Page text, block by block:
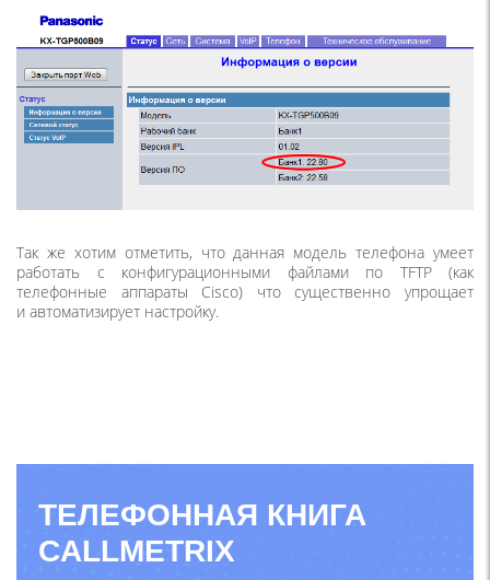
Так же хотим отметить, что данная модель телефона умеет
работать с конфигурационными файлами по TFTP
(как
телефонные аппараты Cisco) что существенно упрощает
и автоматизирует настройку.
ТЕЛЕФОННАЯ КНИГА
CALLMETRIX